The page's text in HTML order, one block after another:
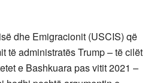
dhe Emigracionit (USCIS) që
të administratës Trump – të cilët
e Bashkuara pas vitit 2021 –